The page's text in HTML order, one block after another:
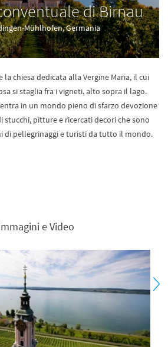
di Birnau
Mühlhofen, Germania
la chiesa dedicata alla Vergine Maria, il cui
si staglia fra i vigneti, alto sopra il lago.
in un mondo pieno di sfarzo devozione
stucchi, pitture e ricercati decori che sono
di pellegrinaggi e turisti da tutto il mondo.
e Video